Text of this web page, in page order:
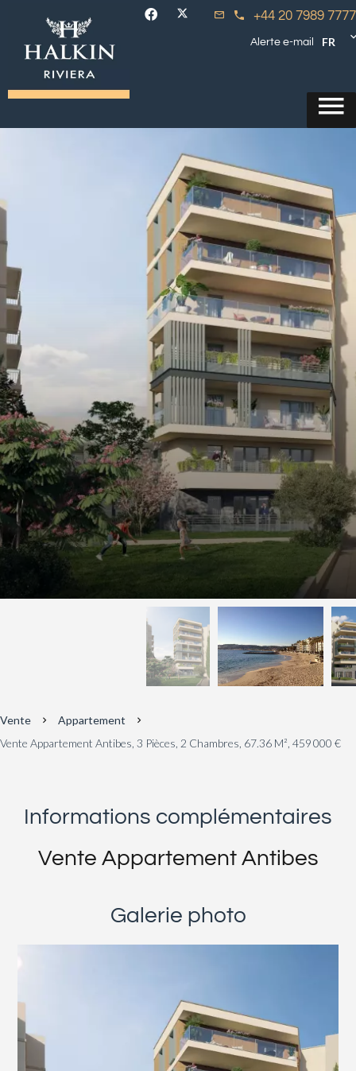
+44 20 7989 7777
Alerte e-mail FR
Vente
Appartement
Vente Appartement Antibes, 3 Pièces, 2 Chambres, 67.36 M², 459 000 €
Informations complémentaires
Vente Appartement Antibes
Galerie photo